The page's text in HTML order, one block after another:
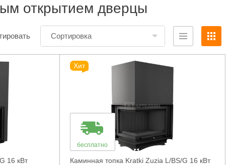
открытием дверцы
Сортировка
16 кВт
Хит
бесплатно
Каминная топка Kratki Zuzia L/BS/G 16 кВт